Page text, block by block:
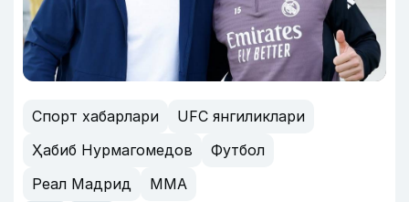
Спорт хабарлари
UFC янгиликлари
Ҳабиб Нурмагомедов
Футбол
Реал Мадрид
MMA